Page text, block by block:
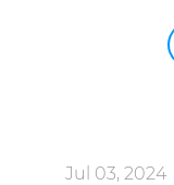
Jul 03, 2024